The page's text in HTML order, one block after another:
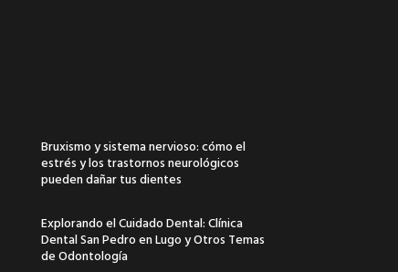
Bruxismo y sistema nervioso: cómo el
estrés y los trastornos neurológicos
pueden dañar tus dientes
Explorando el Cuidado Dental: Clínica
Dental San Pedro en Lugo y Otros Temas
de Odontología